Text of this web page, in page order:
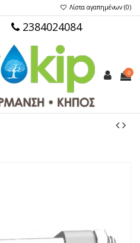
Λίστα αγαπημένων (0)
2384024084
0